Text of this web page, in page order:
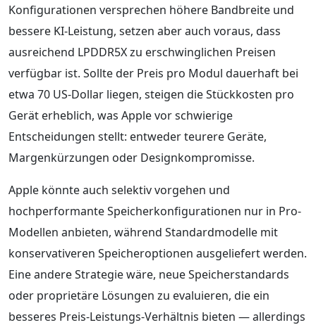
Konfigurationen versprechen höhere Bandbreite und
bessere KI-Leistung, setzen aber auch voraus, dass
ausreichend LPDDR5X zu erschwinglichen Preisen
verfügbar ist. Sollte der Preis pro Modul dauerhaft bei
etwa 70 US-Dollar liegen, steigen die Stückkosten pro
Gerät erheblich, was Apple vor schwierige
Entscheidungen stellt: entweder teurere Geräte,
Margenkürzungen oder Designkompromisse.
Apple könnte auch selektiv vorgehen und
hochperformante Speicherkonfigurationen nur in Pro-
Modellen anbieten, während Standardmodelle mit
konservativeren Speicheroptionen ausgeliefert werden.
Eine andere Strategie wäre, neue Speicherstandards
oder proprietäre Lösungen zu evaluieren, die ein
besseres Preis-Leistungs-Verhältnis bieten — allerdings